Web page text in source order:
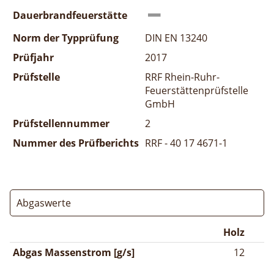
Dauerbrandfeuerstätte
Norm der Typprüfung
DIN EN 13240
Prüfjahr
2017
Prüfstelle
RRF Rhein-Ruhr-
Feuerstättenprüfstelle
GmbH
Prüfstellennummer
2
Nummer des Prüfberichts RRF - 40 17 4671-1
Abgaswerte
Holz
Abgas Massenstrom [g/s]
12